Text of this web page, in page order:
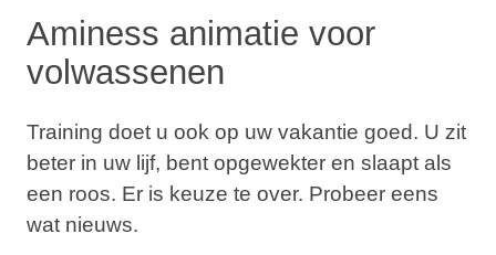
Aminess animatie voor
volwassenen
Training doet u ook op uw vakantie goed. U zit
beter in uw lijf, bent opgewekter en slaapt als
een roos. Er is keuze te over. Probeer eens
wat nieuws.